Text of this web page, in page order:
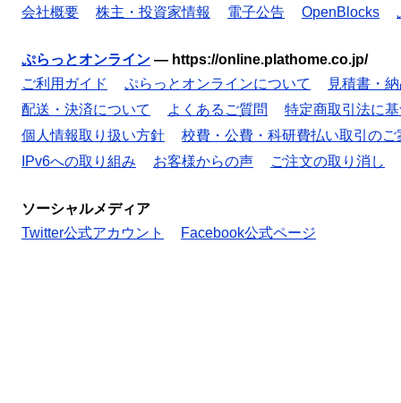
会社概要 株主・投資家情報 電子公告 OpenBlocks
ぷらっとオンライン — https://online.plathome.co.jp/
ご利用ガイド
ぷらっとオンラインについて
見積書・
配送・決済について
よくあるご質問
特定商取引法に
個人情報取り扱い方針
校費・公費・科研費払い取引のご
IPv6への取り組み
お客様からの声 ご注文の取り消し
ソーシャルメディア
Twitter公式アカウント
Facebook公式ページ